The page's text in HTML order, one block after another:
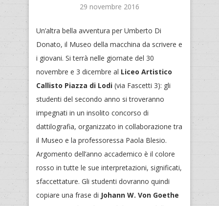
29 novembre 2016
Un’altra bella avventura per Umberto Di
Donato, il Museo della macchina da scrivere e
i giovani. Si terrà nelle giornate del 30
novembre e 3 dicembre al Liceo Artistico
Callisto Piazza di Lodi (via Fascetti 3): gli
studenti del secondo anno si troveranno
impegnati in un insolito concorso di
dattilografia, organizzato in collaborazione tra
il Museo e la professoressa Paola Blesio.
Argomento dell’anno accademico è il colore
rosso in tutte le sue interpretazioni, significati,
sfaccettature. Gli studenti dovranno quindi
copiare una frase di Johann W. Von Goethe